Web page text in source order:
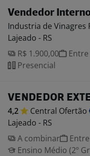
Vendedor
Industria de Vinagres
Lajeado - RS
R$ 1.900,00
Presencial
VENDEDOR
4,2 Central Ofertão
Lajeado - RS
A combinar
Ensino Médio (2º